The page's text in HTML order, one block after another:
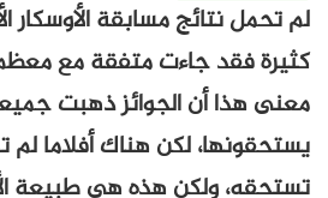
لم تحمل نتائج مسابقة الأوسكار
كثيرة فقد جاءت متفقة مع
معنى هذا أن الجوائز ذهبت
يستحقونها، لكن هناك أفلاما
تستحقه، ولكن هذه هي طبيعة